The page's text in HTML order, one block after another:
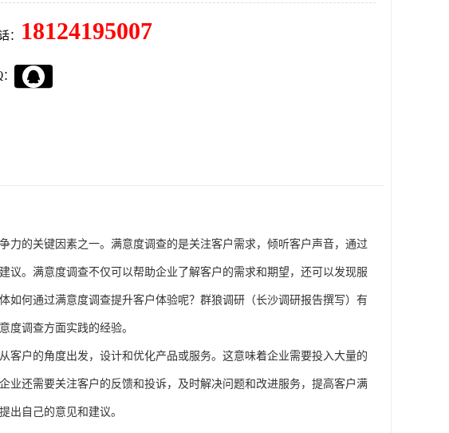
： 18124195007
的关键因素之一。满意度调查的是关注客户需求，倾听客户声音，通过
。满意度调查不仅可以帮助企业了解客户的需求和期望，还可以发现服
如何通过满意度调查提升客户体验呢？群狼调研 （长沙调研报告撰写） 有
度调查方面实践的经验。
客户的角度出发，设计和优化产品或服务。这意味着企业需要投入大量的
业还需要关注客户的反馈和投诉，及时解决问题和改进服务，提高客户满
出自己的意见和建议。